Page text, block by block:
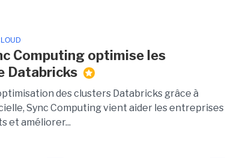
Computing optimise les
Databricks
des clusters Databricks grâce à
Sync Computing vient aider les entreprises
et améliorer...